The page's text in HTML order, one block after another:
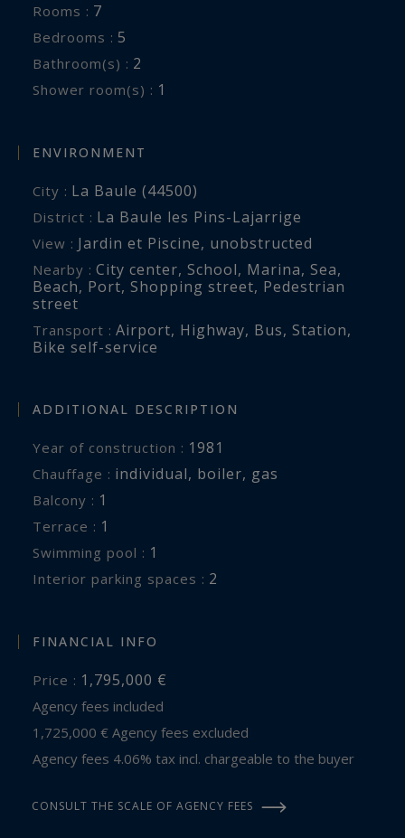
Rooms : 7
Bedrooms : 5
Bathroom(s) : 2
Shower room(s) : 1
ENVIRONMENT
City : La Baule (44500)
District : La Baule les Pins-Lajarrige
View : Jardin et Piscine, unobstructed
Nearby : City center, School, Marina, Sea,
Beach, Port, Shopping street, Pedestrian
street
Transport : Airport, Highway, Bus, Station,
Bike self-service
ADDITIONAL DESCRIPTION
Year of construction : 1981
Chauffage : individual, boiler, gas
balcony : 1
terrace : 1
swimming pool : 1
interior parking spaces : 2
FINANCIAL INFO
Price : 1,795,000 €
Agency fees included
1,725,000 € Agency fees excluded
Agency fees 4.06% tax incl. chargeable to the buyer
CONSULT THE SCALE OF AGENCY FEES